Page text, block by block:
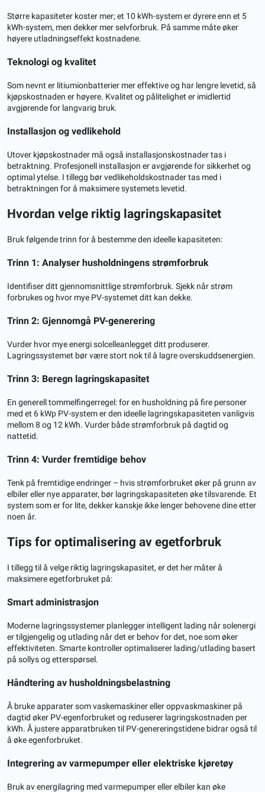
Større kapasiteter koster mer; et 10 kWh-system er dyrere enn et 5
kWh-system, men dekker mer selvforbruk. På samme måte øker
høyere utladningseffekt kostnadene.
Teknologi og kvalitet
Som nevnt er litiumionbatterier mer effektive og har lengre levetid, så
kjøpskostnaden er høyere. Kvalitet og pålitelighet er imidlertid
avgjørende for langvarig bruk.
Installasjon og vedlikehold
Utover kjøpskostnader må også installasjonskostnader tas i
betraktning. Profesjonell installasjon er avgjørende for sikkerhet og
optimal ytelse. I tillegg bør vedlikeholdskostnader tas med i
betraktningen for å maksimere systemets levetid.
Hvordan velge riktig lagringskapasitet
Bruk følgende trinn for å bestemme den ideelle kapasiteten:
Trinn 1: Analyser husholdningens strømforbruk
Identifiser ditt gjennomsnittlige strømforbruk. Sjekk når strøm
forbrukes og hvor mye PV-systemet ditt kan dekke.
Trinn 2: Gjennomgå PV-generering
Vurder hvor mye energi solcelleanlegget ditt produserer.
Lagringssystemet bør være stort nok til å lagre overskuddsenergien.
Trinn 3: Beregn lagringskapasitet
En generell tommelfingerregel: for en husholdning på fire personer
med et 6 kWp PV-system er den ideelle lagringskapasiteten vanligvis
mellom 8 og 12 kWh. Vurder både strømforbruk på dagtid og
nattetid.
Trinn 4: Vurder fremtidige behov
Tenk på fremtidige endringer – hvis strømforbruket øker på grunn av
elbiler eller nye apparater, bør lagringskapasiteten øke tilsvarende. Et
system som er for lite, dekker kanskje ikke lenger behovene dine etter
noen år.
Tips for optimalisering av egetforbruk
I tillegg til å velge riktig lagringskapasitet, er det her måter å
maksimere egetforbruket på:
Smart administrasjon
Moderne lagringssystemer planlegger intelligent lading når solenergi
er tilgjengelig og utlading når det er behov for det, noe som øker
effektiviteten. Smarte kontroller optimaliserer lading/utlading basert
på sollys og etterspørsel.
Håndtering av husholdningsbelastning
Å bruke apparater som vaskemaskiner eller oppvaskmaskiner på
dagtid øker PV-egenforbruket og reduserer lagringskostnaden per
kWh. Å justere apparatbruken til PV-genereringstidene bidrar også til
å øke egenforbruket.
Integrering av varmepumper eller elektriske kjøretøy
Bruk av energilagring med varmepumper eller elbiler kan øke